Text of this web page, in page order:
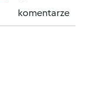
komentarze